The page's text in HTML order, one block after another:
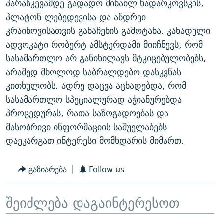
ᲛᲝᲚᲐᲞᲐᲠᲐᲙᲔ ᲢᲔᲥᲡᲢᲔᲑᲘ
ᲨᲘᲜ - ᲣᲪᲮᲝᲔᲗᲨᲘ
ᲚᲘᲢᲔᲠᲐᲢᲣᲠᲣᲚᲘ ᲬᲐᲮᲜᲐᲒᲔᲑᲘ
ᲐᲛᲔᲠᲘᲙᲣᲚᲘ ᲛᲝᲗᲮᲠᲝᲑᲐ
ᲘᲛᲞᲔᲠᲘᲐ ᲓᲐ ᲠᲐᲓᲘᲝ
ᲩᲔᲛᲘ ᲡᲘᲙᲕᲓᲘᲚᲘᲡ ᲛᲘᲖᲔᲖᲘᲐ COVID-19
11 ᲬᲔᲚᲘ - 11 ᲐᲛᲑᲐᲕᲘ
ᲡᲐᲞᲐᲠᲚᲐᲛᲔᲜᲢᲝ ᲐᲠᲩᲔᲕᲜᲔᲑᲘᲡ ᲘᲡᲢᲝᲠᲘᲐ
ᲑᲐᲕᲨᲕᲔᲑᲘ ᲞᲠᲝᲡᲢᲘᲢᲣᲪᲘᲐᲨᲘ - ᲐᲛᲝᲣᲗᲥᲛᲔᲚᲘ ᲐᲛᲑᲐᲕᲘ
5 ᲐᲛᲑᲐᲕᲘ - 20 ᲘᲕᲜᲘᲡᲡ ᲓᲐᲨᲐᲕᲔᲑᲣᲚᲔᲑᲘ
ᲐᲒᲕᲘᲡᲢᲝᲡ ᲝᲛᲘ
ПРИВЕТ ᲙᲣᲚᲢᲣᲠᲐ
ᲒᲐᲛᲝᲘᲬᲔᲠᲔ
რთე/რთ-ის ყველა საიტი
პარასკევამდე გადადო მიხაილ ხადარკოვსკის,
პლატონ ლებედევისა და ანდრეი
კრაინოვისათვის განაჩენის გამოტანა. კანადელი
ადვოკატი რობერტ ამსტერდამი მიიჩნევს, რომ
სასამართლო არ განიხილავს მტკიცებულობებს,
არამედ მხოლოდ საბრალდებო დასკვნას
კითხულობს. ადრე დაცვა აცხადებდა, რომ
სასამართლო სპეციალურად აჭიანურებდა
პროცედურას, რათა საზოგადოებას და
მასობრივი ინფორმაციის საშუელაბებს
დაეკარგათ ინტერესი მომხდარის მიმართ.
გაზიარება Follow us
შეიძლება დაგაინტერესოთ